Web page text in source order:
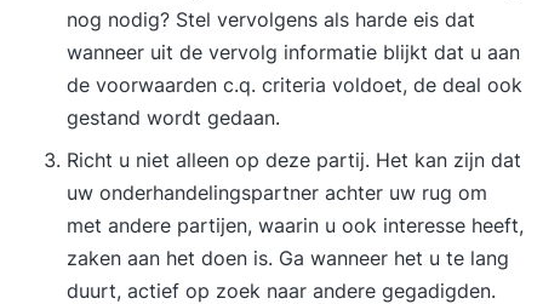
nog nodig? Stel vervolgens als harde eis dat
wanneer uit de vervolg informatie blijkt dat u aan
de voorwaarden c.q. criteria voldoet, de deal ook
gestand wordt gedaan.
Richt u niet alleen op deze partij. Het kan zijn dat
uw onderhandelingspartner achter uw rug om
met andere partijen, waarin u ook interesse heeft,
zaken aan het doen is. Ga wanneer het u te lang
duurt, actief op zoek naar andere gegadigden.